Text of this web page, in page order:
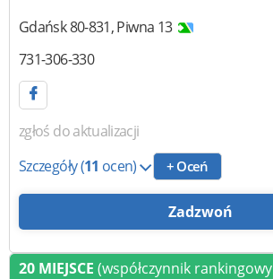
Gdańsk80-831,Piwna 13
731-306-330
zgłoś do aktualizacji
Szczegóły(11 ocen) + Oceń
Zadzwoń
20 MIEJSCE (współczynnik rankingowy